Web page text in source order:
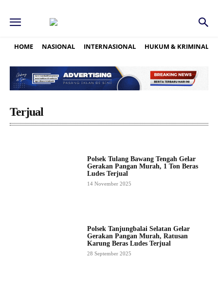
HOME NASIONAL INTERNASIONAL HUKUM & KRIMINAL
Terjual
Polsek Tulang Bawang Tengah Gelar
Gerakan Pangan Murah, 1 Ton Beras
Ludes Terjual
14 November 2025
Polsek Tanjungbalai Selatan Gelar
Gerakan Pangan Murah, Ratusan
Karung Beras Ludes Terjual
28 September 2025